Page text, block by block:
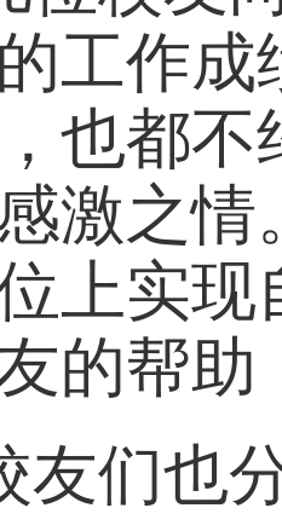
工作
也都不
激之情
上实现
的帮助
友们也